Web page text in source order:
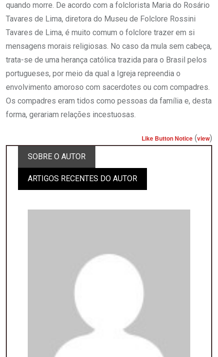
quando morre. De acordo com a folclorista Maria do Rosário
Tavares de Lima, diretora do Museu de Folclore Rossini
Tavares de Lima, é muito comum o folclore trazer em si
mensagens morais religiosas. No caso da mula sem cabeça,
trata-se de uma herança católica trazida para o Brasil pelos
portugueses, por meio da qual a Igreja repreendia o
envolvimento amoroso com sacerdotes ou com compadres.
Os compadres eram tidos como pessoas da família e, desta
forma, gerariam relações incestuosas.
Like Button Notice (view)
SOBRE O AUTOR
ARTIGOS RECENTES DO AUTOR